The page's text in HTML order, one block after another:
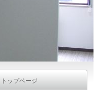
トップページ